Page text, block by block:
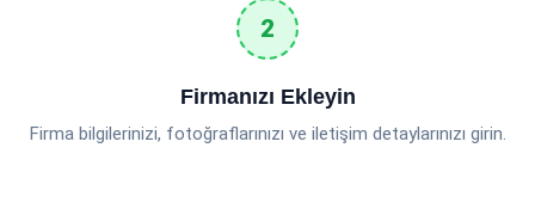
Firmanızı Ekleyin
Firma bilgilerinizi, fotoğraflarınızı ve iletişim detaylarınızı girin.